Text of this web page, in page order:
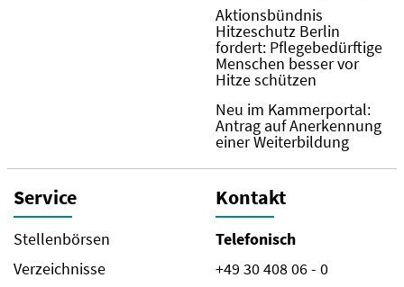
Aktionsbündnis
Hitzeschutz Berlin
fordert: Pflegebedürftige
Menschen besser vor
Hitze schützen
Neu im Kammerportal:
Antrag auf Anerkennung
einer Weiterbildung
Service
Stellenbörsen
Verzeichnisse
Kontakt
Telefonisch
+49 30 408 06 - 0